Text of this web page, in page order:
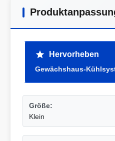
Hervorheben
Gewächshaus-
Größe:
Klein